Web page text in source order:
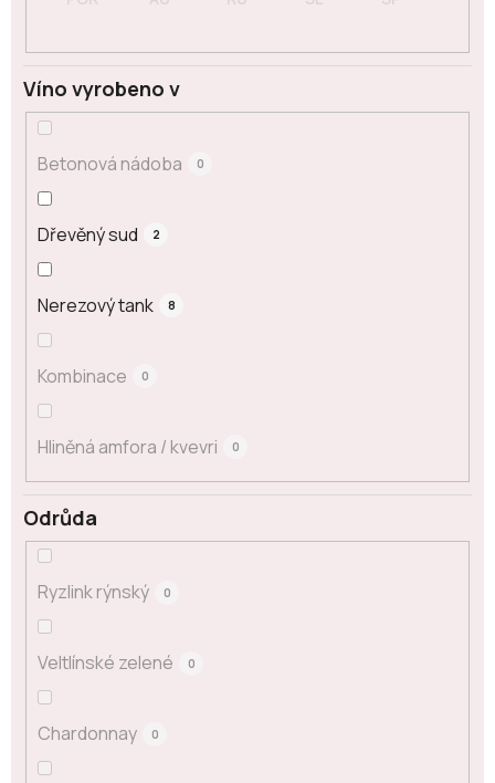
Odrůda
Ryzlink rýnský 0
Veltlínské zelené 0
Chardonnay 0
Víno vyrobeno v
Betonová nádoba 0
Dřevěný sud 2
Nerezový tank 8
Kombinace 0
Hliněná amfora / kvevri 0